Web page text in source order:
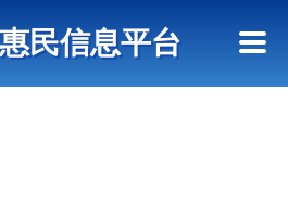
民信息平台